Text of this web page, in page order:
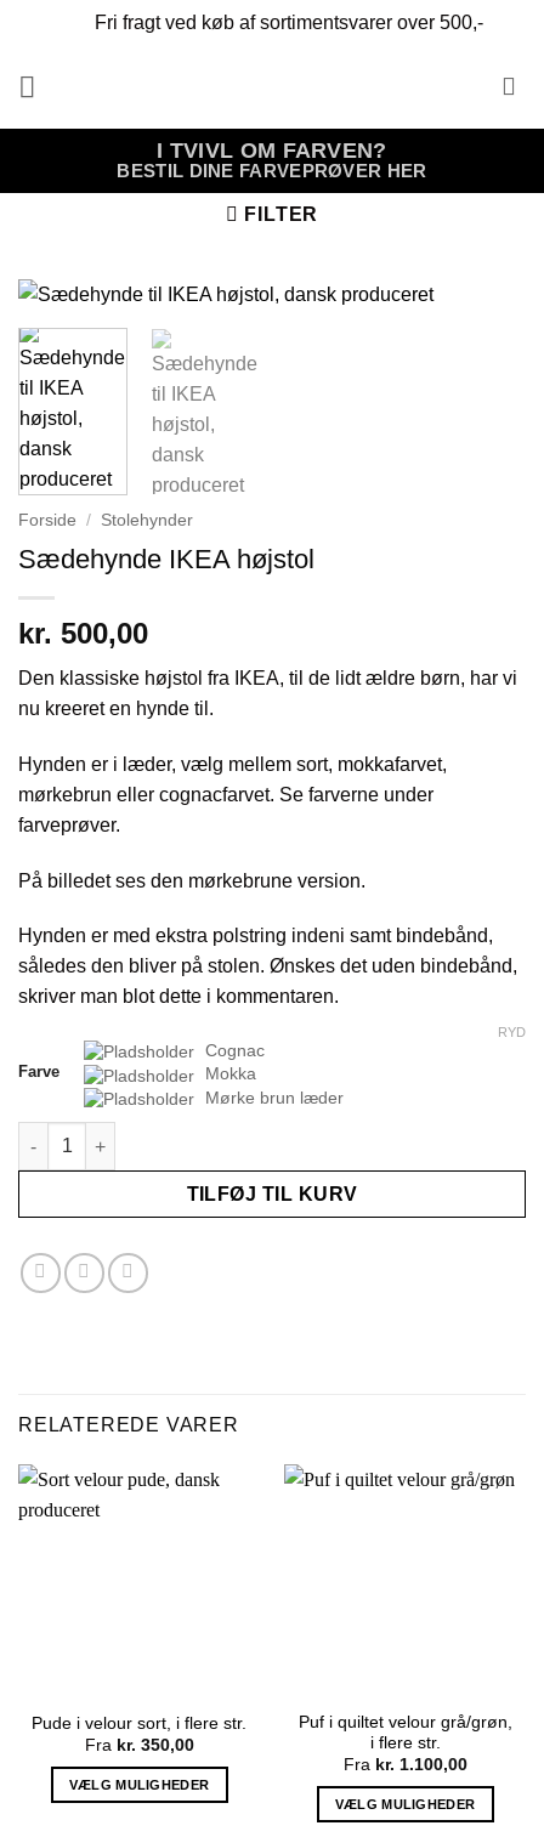
indhold
Fri fragt ved køb af sortimentsvarer over 500,-
I TVIVL OM FARVEN?
BESTIL DINE FARVEPRØVER HER
FILTER
Forside / Stolehynder
Sædehynde IKEA højstol
kr. 500,00
Den klassiske højstol fra IKEA, til de lidt ældre børn, har vi
nu kreeret en hynde til.
Hynden er i læder, vælg mellem sort, mokkafarvet,
mørkebrun eller cognacfarvet. Se farverne under
farveprøver.
På billedet ses den mørkebrune version.
Hynden er med ekstra polstring indeni samt bindebånd,
således den bliver på stolen. Ønskes det uden bindebånd,
skriver man blot dette i kommentaren.
Farve
Cognac
Mokka
Mørke brun læder
RYD
Sædehynde IKEA højstol antal
TILFØJ TIL KURV
RELATEREDE VARER
Pude i velour sort, i flere str.
Fra kr. 350,00
VÆLG MULIGHEDER
Puf i quiltet velour grå/grøn,
i flere str.
Fra kr. 1.100,00
VÆLG MULIGHEDER